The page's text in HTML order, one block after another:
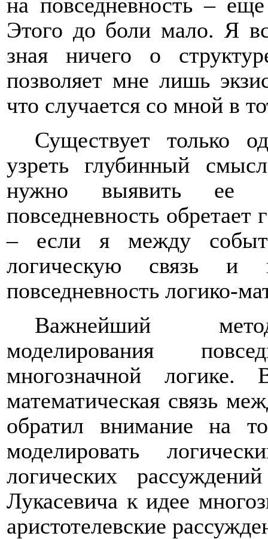
Этого до боли мало. Я
зная ничего о
позволяет мне лишь
что случается со мной в
Существует только
узреть глубинный
нужно выявить ее
повседневность
– если я между
логическую связь и
повседневность логико-
Важнейший метод
моделирования
многозначной логике.
математическая связь
обратил внимание на
моделировать
логических
Лукасевича к идее
аристотелевские